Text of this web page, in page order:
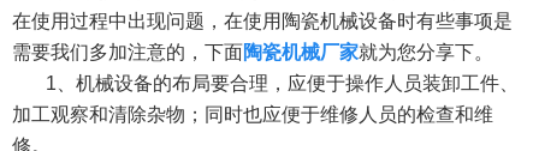
在使用过程中出现问题，在使用陶瓷机械设备时有些事项是
需要我们多加注意的，下面陶瓷机械厂家就为您分享下。
1、机械设备的布局要合理，应便于操作人员装卸工件、
加工观察和清除杂物；同时也应便于维修人员的检查和维
修。